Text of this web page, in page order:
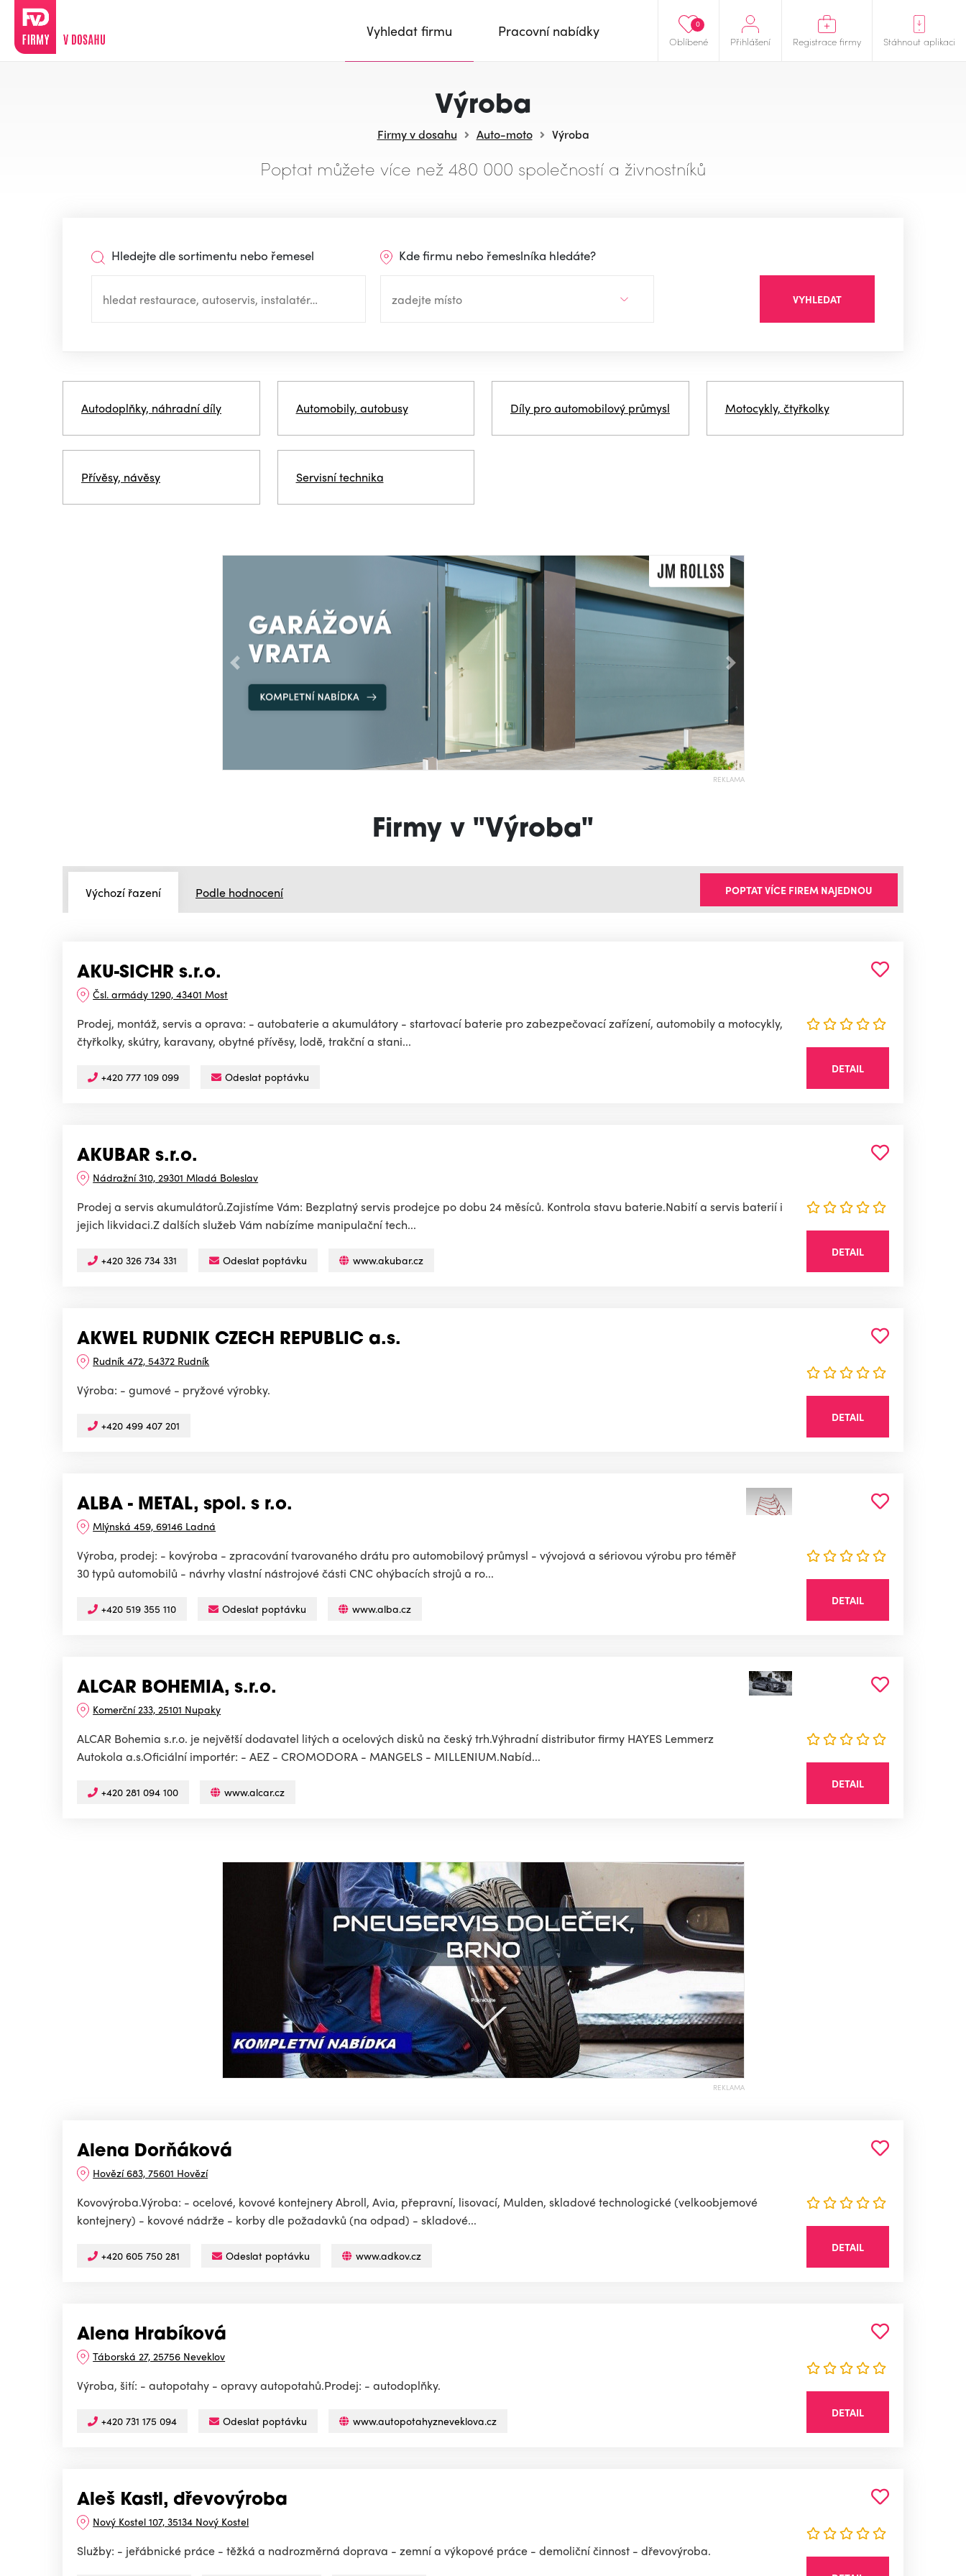
Oblíbené
0
Přihlášení Registrace firmy Stáhnout aplikaci
Vyhledat firmu Pracovní nabídky
Výroba
Firmy v dosahu Auto-moto Výroba
Poptat můžete více než 480 000 společností a živnostníků
Hledejte dle sortimentu nebo řemesel Kde firmu nebo řemeslníka hledáte?
VYHLEDAT
Autodoplňky, náhradní díly Automobily, autobusy Díly pro automobilový průmysl Motocykly, čtyřkolky
Přívěsy, návěsy Servisní technika
Předchozí Následující
REKLAMA
Firmy v "Výroba"
Výchozí řazení Podle hodnocení POPTAT VÍCE FIREM NAJEDNOU
AKU-SICHR s.r.o.
Čsl. armády 1290, 43401 Most
Prodej, montáž, servis a oprava: - autobaterie a akumulátory - startovací baterie pro zabezpečovací zařízení, automobily a motocykly,
čtyřkolky, skútry, karavany, obytné přívěsy, lodě, trakční a stani...
+420 777 109 099 Odeslat poptávku
DETAIL
AKUBAR s.r.o.
Nádražní 310, 29301 Mladá Boleslav
Prodej a servis akumulátorů.Zajistíme Vám: Bezplatný servis prodejce po dobu 24 měsíců. Kontrola stavu baterie.Nabití a servis baterií i
jejich likvidaci.Z dalších služeb Vám nabízíme manipulační tech...
+420 326 734 331 Odeslat poptávku www.akubar.cz
DETAIL
AKWEL RUDNIK CZECH REPUBLIC a.s.
Rudník 472, 54372 Rudník
Výroba: - gumové - pryžové výrobky.
+420 499 407 201
DETAIL
ALBA - METAL, spol. s r.o.
Mlýnská 459, 69146 Ladná
Výroba, prodej: - kovýroba - zpracování tvarovaného drátu pro automobilový průmysl - vývojová a sériovou výrobu pro téměř
30 typů automobilů - návrhy vlastní nástrojové části CNC ohýbacích strojů a ro...
+420 519 355 110 Odeslat poptávku www.alba.cz
DETAIL
ALCAR BOHEMIA, s.r.o.
Komerční 233, 25101 Nupaky
ALCAR Bohemia s.r.o. je největší dodavatel litých a ocelových disků na český trh.Výhradní distributor firmy HAYES Lemmerz
Autokola a.s.Oficiální importér: - AEZ - CROMODORA - MANGELS - MILLENIUM.Nabíd...
+420 281 094 100 www.alcar.cz
DETAIL
REKLAMA
Alena Dorňáková
Hovězí 683, 75601 Hovězí
Kovovýroba.Výroba: - ocelové, kovové kontejnery Abroll, Avia, přepravní, lisovací, Mulden, skladové technologické (velkoobjemové
kontejnery) - kovové nádrže - korby dle požadavků (na odpad) - skladové...
+420 605 750 281 Odeslat poptávku www.adkov.cz
DETAIL
Alena Hrabíková
Táborská 27, 25756 Neveklov
Výroba, šití: - autopotahy - opravy autopotahů.Prodej: - autodoplňky.
+420 731 175 094 Odeslat poptávku www.autopotahyzneveklova.cz
DETAIL
Aleš Kastl, dřevovýroba
Nový Kostel 107, 35134 Nový Kostel
Služby: - jeřábnické práce - těžká a nadrozměrná doprava - zemní a výkopové práce - demoliční činnost - dřevovýroba.